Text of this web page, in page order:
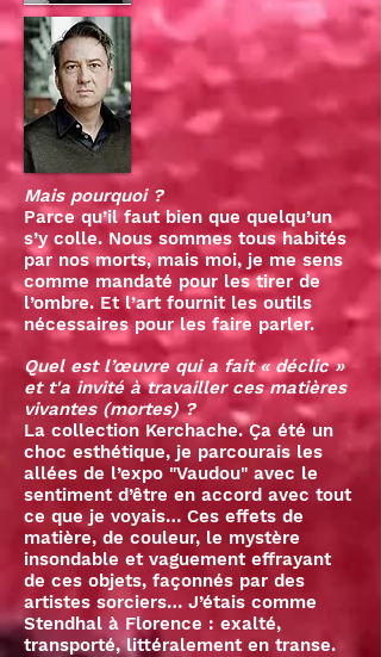
Mais pourquoi ?
Parce qu’il faut bien que quelqu’un
s’y colle. Nous sommes tous habités
par nos morts, mais moi, je me sens
comme mandaté pour les tirer de
l’ombre. Et l’art fournit les outils
nécessaires pour les faire parler.
Quel est l’œuvre qui a fait « déclic »
et t'a invité à travailler ces matières
vivantes (mortes) ?
La collection Kerchache. Ça été un
choc esthétique, je parcourais les
allées de l’expo "Vaudou" avec le
sentiment d’être en accord avec tout
ce que je voyais… Ces effets de
matière, de couleur, le mystère
insondable et vaguement effrayant
de ces objets, façonnés par des
artistes sorciers… J’étais comme
Stendhal à Florence : exalté,
transporté, littéralement en transe.